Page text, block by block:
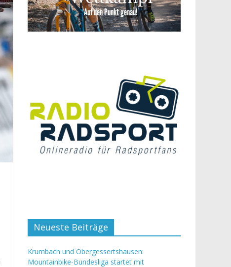
Neueste Beiträge
Krumbach und Obergessertshausen:
Mountainbike-Bundesliga startet mit